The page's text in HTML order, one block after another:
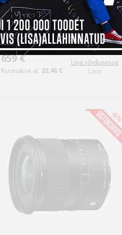
Sigma 17mm f/4 DG DN
Contemporary objektiiv Sonyle
659 €
Kuumakse al. 22,46 €
Lisa võrdlusesse
Laos
-6%